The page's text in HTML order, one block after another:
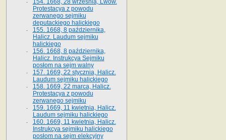
154. 1668, 28 września, Lwów.
Protestacya z powodu
zerwanego sejmiku
deputackiego halickiego
155. 1668, 8 października,
Halicz. Laudum sejmiku
halickiego
156. 1668, 8 października,
Halicz. Instrukcya Sejmiku
posłom na sejm walny
157. 1669, 22 stycznia, Halicz.
Laudum sejmiku halickiego
158. 1669, 22 marca, Halicz.
Protestacya z powodu
zerwanego sejmiku
159. 1669, 11 kwietnia, Halicz.
Laudum sejmiku halickiego
160. 1669, 11 kwietnia, Halicz.
Instrukcya sejmiku halickiego
posłom na sejm elekcyjny